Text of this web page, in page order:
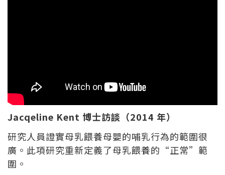
Jacqeline Kent 博士訪談（2014 年）
研究人員證實母乳餵養母嬰的哺乳行為的範圍很
廣。此項研究重新定義了母乳餵養的“正常”範
圍。